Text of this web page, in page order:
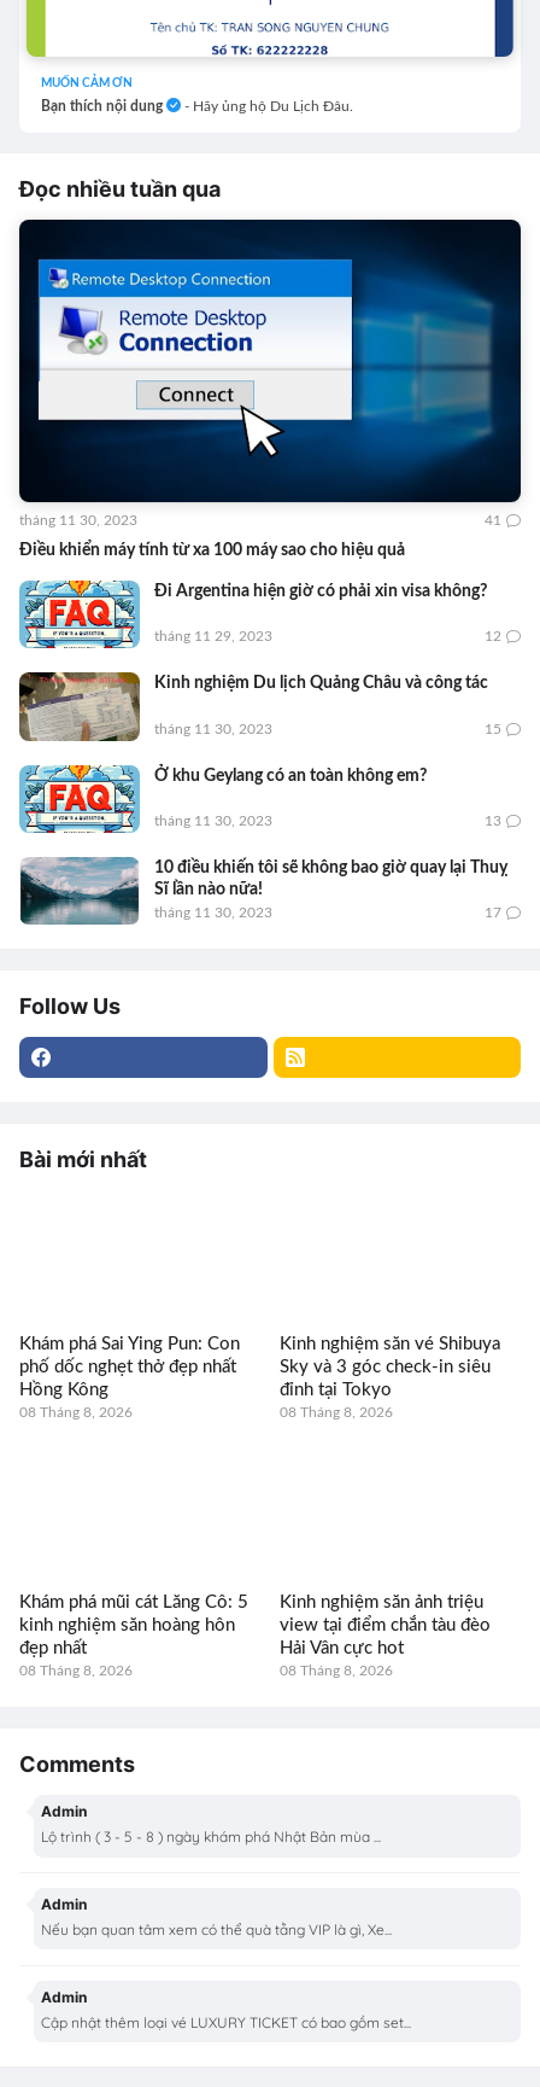
MUỐN CẢM ƠN
Bạn thích nội dung - Hãy ủng hộ Du Lịch Đâu.
Đọc nhiều tuần qua
Điều khiển máy tính từ xa 100 máy sao cho hiệu quả
tháng 11 30, 2023 41
Đi Argentina hiện giờ có phải xin visa không?
tháng 11 29, 2023 12
Kinh nghiệm Du lịch Quảng Châu và công tác
tháng 11 30, 2023 15
Ở khu Geylang có an toàn không em?
tháng 11 30, 2023 13
10 điều khiến tôi sẽ không bao giờ quay lại Thuỵ
Sĩ lần nào nữa!
tháng 11 30, 2023 17
Follow Us
Bài mới nhất
Khám phá Sai Ying Pun: Con
phố dốc nghẹt thở đẹp nhất
Hồng Kông
08 Tháng 8, 2026
Kinh nghiệm săn vé Shibuya
Sky và 3 góc check-in siêu
đỉnh tại Tokyo
08 Tháng 8, 2026
Khám phá mũi cát Lăng Cô: 5
kinh nghiệm săn hoàng hôn
đẹp nhất
08 Tháng 8, 2026
Kinh nghiệm săn ảnh triệu
view tại điểm chắn tàu đèo
Hải Vân cực hot
08 Tháng 8, 2026
Comments
Admin
Lộ trình ( 3 - 5 - 8 ) ngày khám phá Nhật Bản mùa ...
Admin
Nếu bạn quan tâm xem có thể quà tằng VIP là gì, Xe...
Admin
Cập nhật thêm loại vé LUXURY TICKET có bao gồm set...